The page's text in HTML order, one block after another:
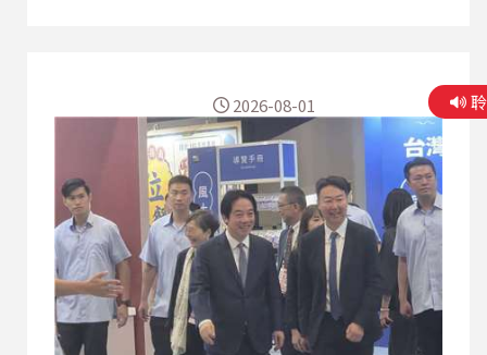
司專訪，顧立雄在此次專訪傳達兩項訊息，包括台
灣不把美軍介入視為國防計畫的必然前提，必須先
靠自身力量抵抗封鎖與登陸，而日本則不能再將台
海危機視為與己無關，一旦中國對台行動，日本勢
必面臨是否行使自衛權及如何支援美軍的實際選
擇。 這是顧立雄去年就任國防部長後，首次接受日
本媒體專訪，針對中國在台灣東部海域的灰色地帶
行動、美軍是否介入台海、日本在「台灣有事」中
的角色，以及美國對台軍售等敏感議題作出說明。
前彰化律師公會理事長陳昱瑄夥同「道德經老師」
李世宗家族，利用慈濟基金會欲採購BNT疫苗之
2026-08-01